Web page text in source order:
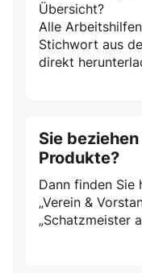
Übersicht?
Alle
Stichwort aus
direkt
Sie
Produkte?
Dann finden Sie
„Verein &
„Schatzmeister